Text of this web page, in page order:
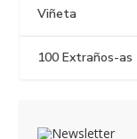
Viñeta
100 Extraños-as